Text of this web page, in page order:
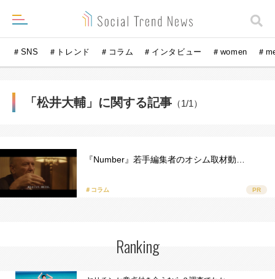
＃SNS ＃トレンド ＃コラム ＃インタビュー ＃women ＃
「松井大輔」に関する記事 （1/1）
『Number』若手編集者のオシム取材動…
＃コラム PR
Ranking